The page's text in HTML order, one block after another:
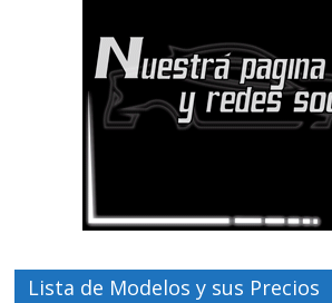
Lista de Modelos y sus Precios